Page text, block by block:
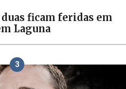
ficam feridas em
Laguna
3